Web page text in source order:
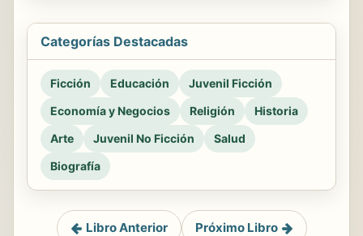
Categorías Destacadas
Ficción Educación
Juvenil Ficción
Economía y Negocios
Religión
Historia
Arte
Juvenil No Ficción
Salud
Biografía
Libro Anterior Próximo Libro